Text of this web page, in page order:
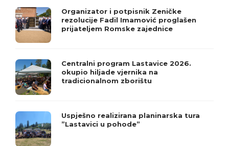
Organizator i potpisnik Zeničke
rezolucije Fadil Imamović proglašen
prijateljem Romske zajednice
Centralni program Lastavice 2026.
okupio hiljade vjernika na
tradicionalnom zborištu
Uspješno realizirana planinarska tura
”Lastavici u pohode”